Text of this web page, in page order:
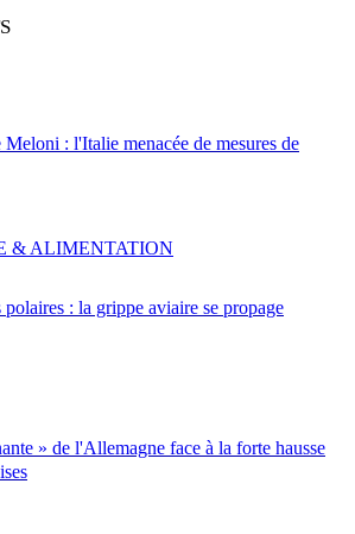
Meloni : l'Italie menacée de mesures de
: la grippe aviaire se propage
& ALIMENTATION
» de l'Allemagne face à la forte hausse